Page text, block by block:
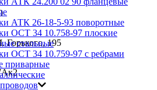
195
АТК 26-18-5-93 поворотные
ОСТ 34 10.758-97 плоские
стальные
ОСТ 34 10.759-97 с ребрами
приварные